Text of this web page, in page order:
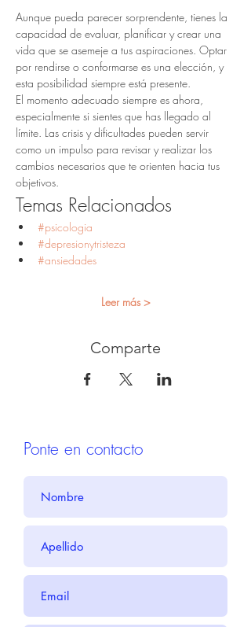
Aunque pueda parecer sorprendente, tienes la
capacidad de evaluar, planificar y crear una
vida que se asemeje a tus aspiraciones. Optar
por rendirse o conformarse es una elección, y
esta posibilidad siempre está presente.
El momento adecuado siempre es ahora,
especialmente si sientes que has llegado al
límite. Las crisis y dificultades pueden servir
como un impulso para revisar y realizar los
cambios necesarios que te orienten hacia tus
objetivos.
Temas Relacionados
#psicologia
#depresionytristeza
#ansiedades
Leer más >
Comparte
Ponte en contacto